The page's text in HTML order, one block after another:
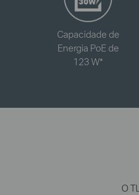
-
Capacidade de
Energia PoE de
123 W*
O